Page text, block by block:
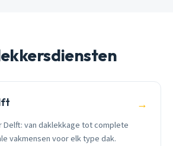
→
Delft: van daklekkage tot complete
vakmensen voor elk type dak.